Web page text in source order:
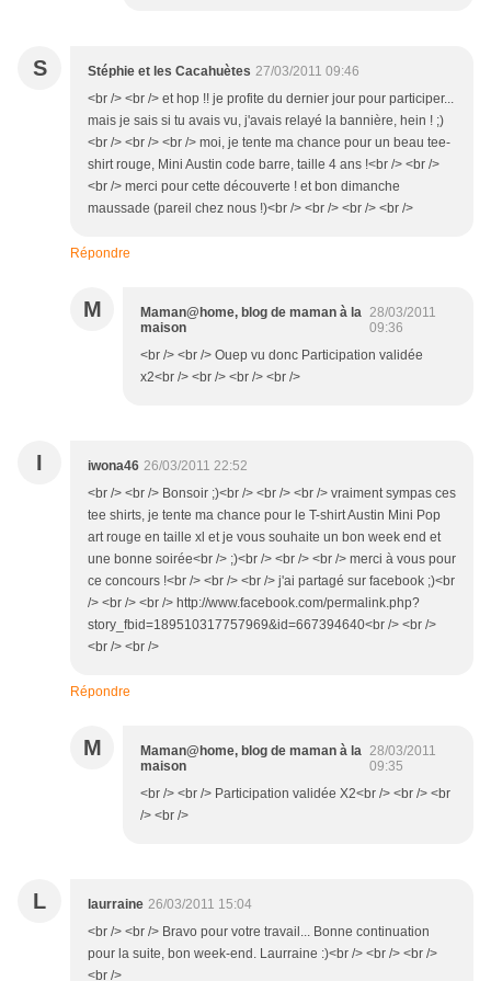
S Stéphie et les Cacahuètes 27/03/2011 09:46
<br /> <br /> et hop !! je profite du dernier jour pour participer...
mais je sais si tu avais vu, j'avais relayé la bannière, hein ! ;)
<br /> <br /> <br /> moi, je tente ma chance pour un beau tee-
shirt rouge, Mini Austin code barre, taille 4 ans !<br /> <br />
<br /> merci pour cette découverte ! et bon dimanche
maussade (pareil chez nous !)<br /> <br /> <br /> <br />
Répondre
M
Maman@home, blog de maman à la
maison
28/03/2011
09:36
<br /> <br /> Ouep vu donc Participation validée
x2<br /> <br /> <br /> <br />
I iwona46 26/03/2011 22:52
<br /> <br /> Bonsoir ;)<br /> <br /> <br /> vraiment sympas ces
tee shirts, je tente ma chance pour le T-shirt Austin Mini Pop
art rouge en taille xl et je vous souhaite un bon week end et
une bonne soirée<br /> ;)<br /> <br /> <br /> merci à vous pour
ce concours !<br /> <br /> <br /> j'ai partagé sur facebook ;)<br
/> <br /> <br /> http://www.facebook.com/permalink.php?
story_fbid=189510317757969&id=667394640<br /> <br />
<br /> <br />
Répondre
M
Maman@home, blog de maman à la
maison
28/03/2011
09:35
<br /> <br /> Participation validée X2<br /> <br /> <br
/> <br />
L laurraine 26/03/2011 15:04
<br /> <br /> Bravo pour votre travail... Bonne continuation
pour la suite, bon week-end. Laurraine :)<br /> <br /> <br />
<br />